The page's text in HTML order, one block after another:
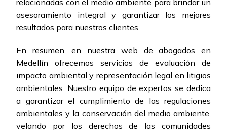
relacionadas con el medio ambiente para brindar un
asesoramiento integral y garantizar los mejores
resultados para nuestros clientes.
En resumen, en nuestra web de abogados en
Medellín ofrecemos servicios de evaluación de
impacto ambiental y representación legal en litigios
ambientales. Nuestro equipo de expertos se dedica
a garantizar el cumplimiento de las regulaciones
ambientales y la conservación del medio ambiente,
velando por los derechos de las comunidades